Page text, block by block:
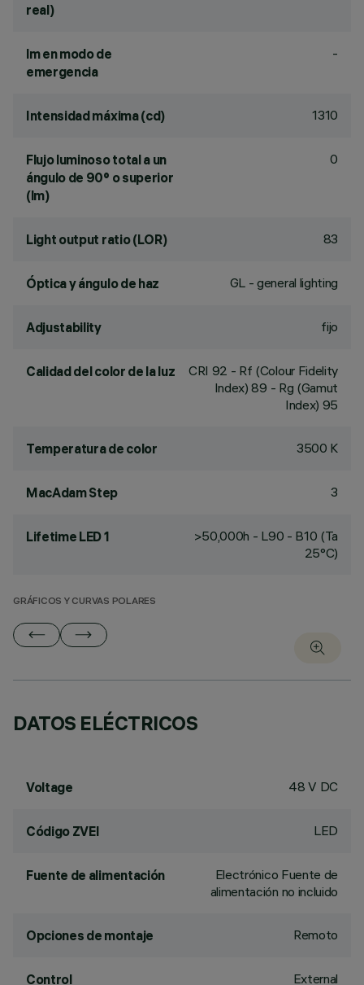
real)
lm en modo de
emergencia
-
Intensidad máxima (cd) 1310
Flujo luminoso total a un
ángulo de 90° o superior
(lm)
0
Light output ratio (LOR) 83
Óptica y ángulo de haz GL - general lighting
Adjustability fijo
Calidad del color de la luz CRI 92 - Rf (Colour Fidelity
Index) 89 - Rg (Gamut
Index) 95
Temperatura de color 3500 K
MacAdam Step 3
Lifetime LED 1
>50,000h - L90 - B10 (Ta
25°C)
GRÁFICOS Y CURVAS POLARES
DATOS ELÉCTRICOS
Voltage 48 V DC
Código ZVEI LED
Fuente de alimentación
Electrónico Fuente de
alimentación no incluido
Opciones de montaje Remoto
Control External